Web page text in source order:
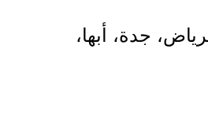
جدة، أبها،